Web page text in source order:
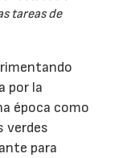
tareas de
por la
época como
verdes
para